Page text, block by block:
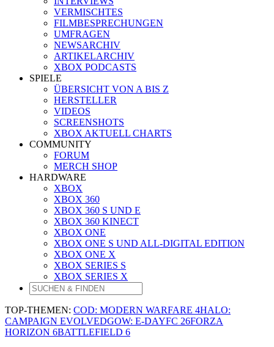
VERMISCHTES
FILMBESPRECHUNGEN
UMFRAGEN
NEWSARCHIV
ARTIKELARCHIV
XBOX PODCASTS
SPIELE
ÜBERSICHT VON A BIS Z
HERSTELLER
VIDEOS
SCREENSHOTS
XBOX AKTUELL CHARTS
COMMUNITY
FORUM
MERCH SHOP
HARDWARE
XBOX
XBOX 360
XBOX 360 S UND E
XBOX 360 KINECT
XBOX ONE
XBOX ONE S UND ALL-DIGITAL EDITION
XBOX ONE X
XBOX SERIES S
XBOX SERIES X
TOP-THEMEN: COD: MODERN WARFARE 4HALO:
CAMPAIGN EVOLVEDGOW: E-DAYFC 26FORZA
HORIZON 6BATTLEFIELD 6